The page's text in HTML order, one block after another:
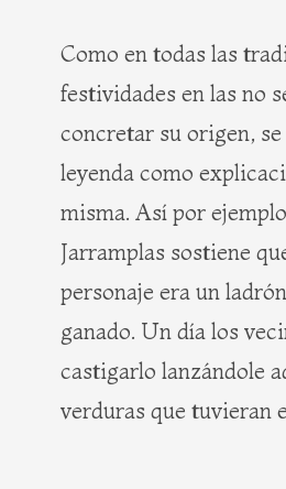
Como en todas las
festividades en las no
concretar su origen,
leyenda como
misma. Así por
Jarramplas sostiene
personaje era un
ganado. Un día los
castigarlo lanzándole
verduras que tuvieran